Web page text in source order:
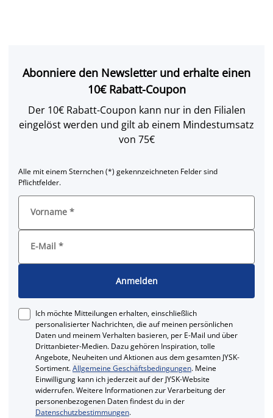
Abonniere den Newsletter und erhalte einen
10€ Rabatt-Coupon
Der 10€ Rabatt-Coupon kann nur in den Filialen
eingelöst werden und gilt ab einem Mindestumsatz
von 75€
Alle mit einem Sternchen (*) gekennzeichneten Felder sind
Pflichtfelder.
Vorname *
E-Mail *
Anmelden
Ich möchte Mitteilungen erhalten, einschließlich
personalisierter Nachrichten, die auf meinen persönlichen
Daten und meinem Verhalten basieren, per E-Mail und über
Drittanbieter-Medien. Dazu gehören Inspiration, tolle
Angebote, Neuheiten und Aktionen aus dem gesamten JYSK-
Sortiment.Allgemeine Geschäftsbedingungen. Meine
Einwilligung kann ich jederzeit auf der JYSK-Website
widerrufen. Weitere Informationen zur Verarbeitung der
personenbezogenen Daten findest du in der
Datenschutzbestimmungen.